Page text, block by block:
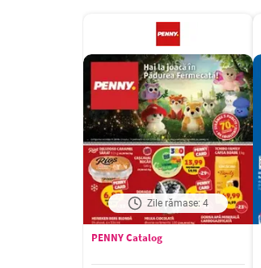
Zile rămase: 4
PENNY Catalog